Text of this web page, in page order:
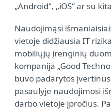
„Android“, „iOS“ ar su
Naudojimąsi
vietoje didžiausia IT
mobiliųjų įrenginių
kompanija „Good
buvo padarytos
pasaulyje naudojimosi
darbo vietoje įpročius.